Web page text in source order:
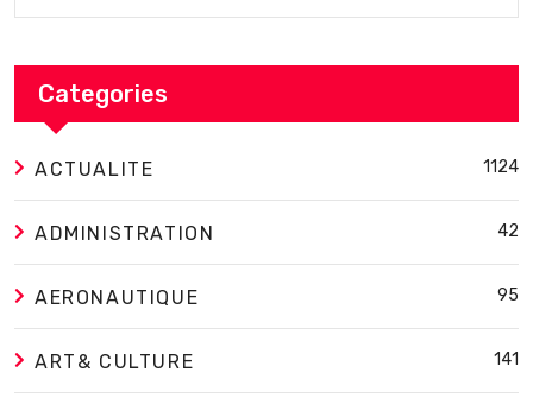
Categories
ACTUALITE 1124
ADMINISTRATION 42
AERONAUTIQUE 95
ART& CULTURE 141